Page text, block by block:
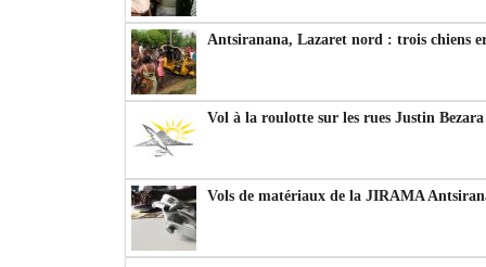
Antsiranana, Lazaret nord : trois chiens
Vol à la roulotte sur les rues Justin
Vols de matériaux de la JIRAMA